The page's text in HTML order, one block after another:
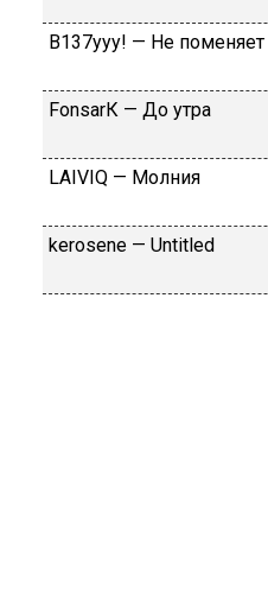
B137yyy! — He пoмeняeт
FоnsаrК — Дo утpa
LАIVIQ — Moлния
​kеrоsеnе — Untitlеd